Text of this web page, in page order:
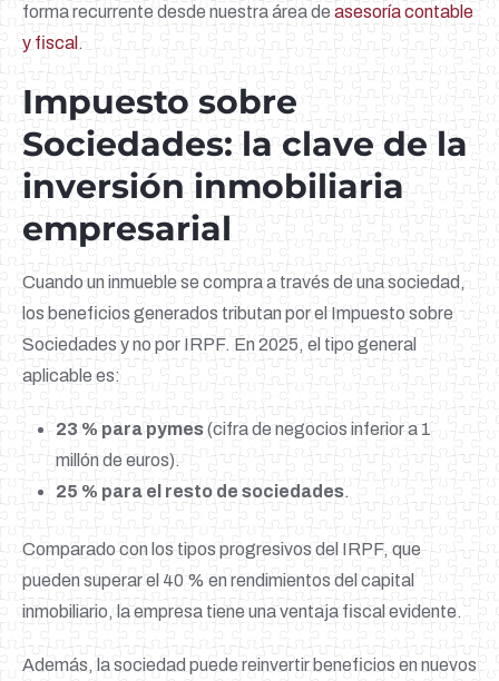
forma recurrente desde nuestra área deasesoría contable
y fiscal .
Impuesto sobre
Sociedades: la clave de la
inversión inmobiliaria
empresarial
Cuando un inmueble se compra a través de una sociedad,
los beneficios generados tributan por el Impuesto sobre
Sociedades y no por IRPF. En 2025, el tipo general
aplicable es:
23 % para pymes(cifra de negocios inferior a 1
millón de euros).
25 % para el resto de sociedades.
Comparado con los tipos progresivos del IRPF, que
pueden superar el 40 % en rendimientos del capital
inmobiliario, la empresa tiene una ventaja fiscal evidente.
Además, la sociedad puede reinvertir beneficios en nuevos